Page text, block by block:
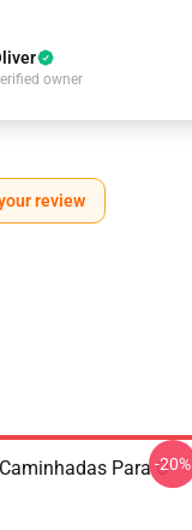
owner
review
Para O-20%